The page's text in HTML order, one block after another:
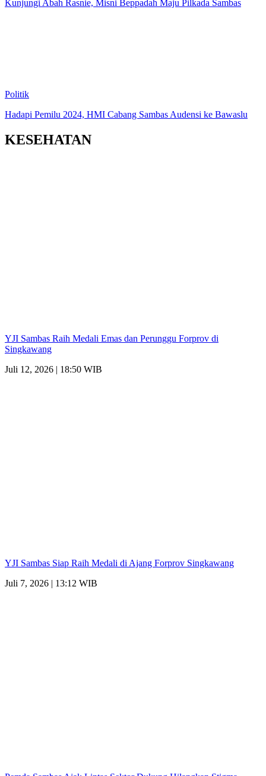
Kunjungi Abah Rasnie, Misni Beppadah Maju Pilkada Sambas
Politik
Hadapi Pemilu 2024, HMI Cabang Sambas Audensi ke Bawaslu
KESEHATAN
YJI Sambas Raih Medali Emas dan Perunggu Forprov di
Singkawang
Juli 12, 2026 | 18:50 WIB
YJI Sambas Siap Raih Medali di Ajang Forprov Singkawang
Juli 7, 2026 | 13:12 WIB